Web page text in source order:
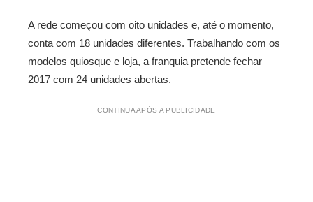
A rede começou com oito unidades e, até o momento,
conta com 18 unidades diferentes. Trabalhando com os
modelos quiosque e loja, a franquia pretende fechar
2017 com 24 unidades abertas.
CONTINUA APÓS A PUBLICIDADE